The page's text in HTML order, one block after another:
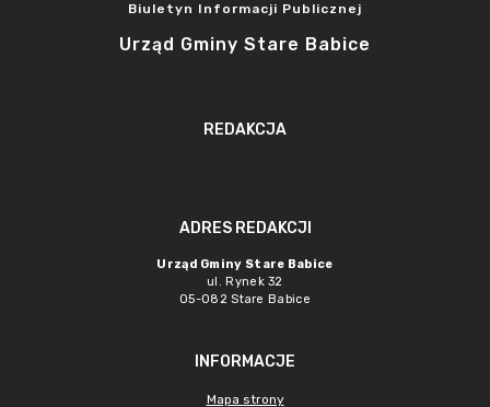
Biuletyn Informacji Publicznej
Urząd Gminy Stare Babice
REDAKCJA
ADRES REDAKCJI
Urząd Gminy Stare Babice
ul. Rynek 32
05-082 Stare Babice
INFORMACJE
Mapa strony